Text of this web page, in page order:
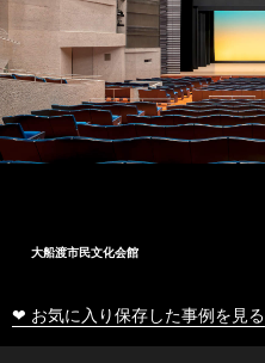
大船渡市民文化会館
❤ お気に入り保存した事例を見る